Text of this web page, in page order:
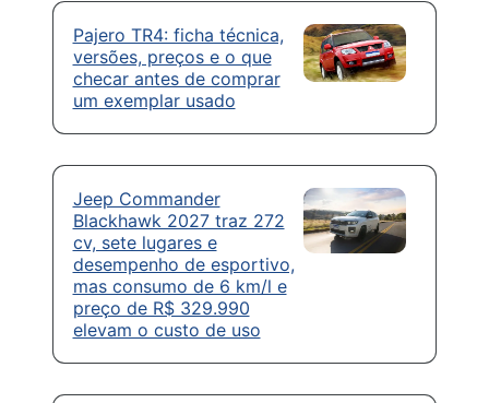
Pajero TR4: ficha técnica,
versões, preços e o que
checar antes de comprar
um exemplar usado
Jeep Commander
Blackhawk 2027 traz 272
cv, sete lugares e
desempenho de esportivo,
mas consumo de 6 km/l e
preço de R$ 329.990
elevam o custo de uso